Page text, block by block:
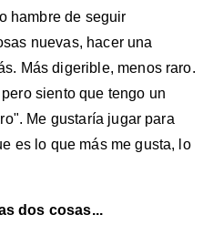
hambre de seguir
nuevas, hacer una
Más digerible, menos raro.
siento que tengo un
Me gustaría jugar para
es lo que más me gusta, lo
dos cosas...